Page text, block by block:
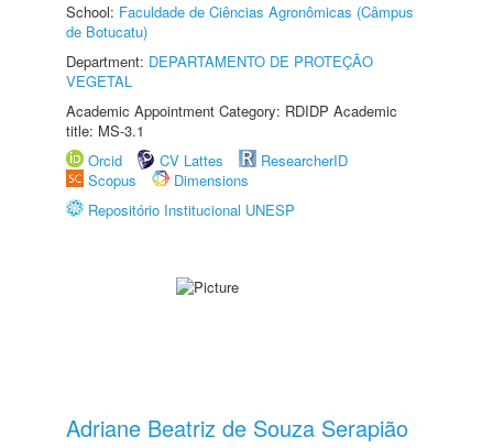
School: Faculdade de Ciências Agronômicas (Câmpus
de Botucatu)
Department: DEPARTAMENTO DE PROTEÇÃO
VEGETAL
Academic Appointment Category: RDIDP Academic
title: MS-3.1
Orcid
CV Lattes
ResearcherID
Scopus
Dimensions
Repositório Institucional UNESP
Adriane Beatriz de Souza Serapião